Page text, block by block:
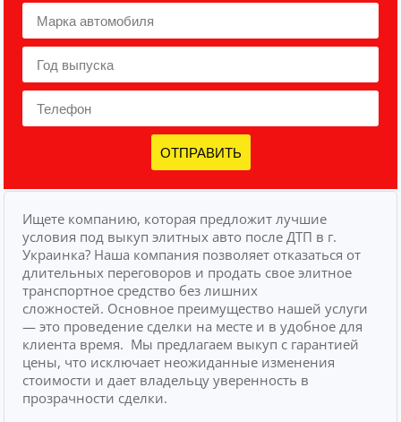
ОТПРАВИТЬ
Ищете компанию, которая предложит лучшие
условия под выкуп элитных авто после ДТП в г.
Украинка? Наша компания позволяет отказаться от
длительных переговоров и продать свое элитное
транспортное средство без лишних
сложностей. Основное преимущество нашей услуги
— это проведение сделки на месте и в удобное для
клиента время. Мы предлагаем выкуп с гарантией
цены, что исключает неожиданные изменения
стоимости и дает владельцу уверенность в
прозрачности сделки.